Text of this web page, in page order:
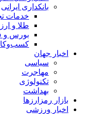
بانکداری ایرانی
خدمات
طلا و ارز
بورس و
کسب‌وکار
اخبار جهان
سیاسی
مهاجرت
تکنولوژی
بهداشت
بازار رمزارزها
اخبار ورزشی